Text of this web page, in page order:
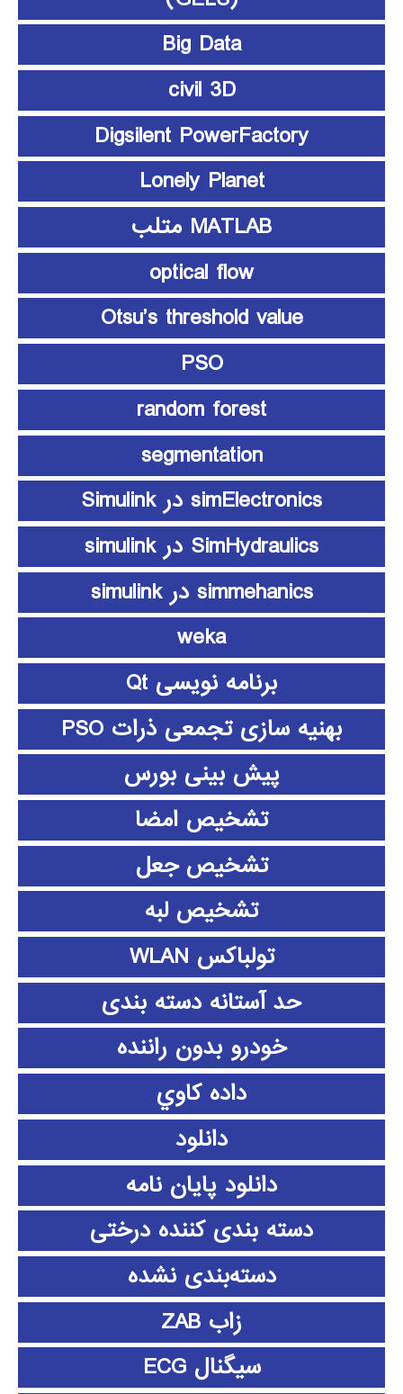
Big Data
civil 3D
Digsilent PowerFactory
Lonely Planet
MATLAB متلب
optical flow
Otsu’s threshold value
PSO
random forest
segmentation
simElectronics در Simulink
SimHydraulics در simulink
simmehanics در simulink
weka
برنامه نویسی Qt
بهنیه سازی تجمعی ذرات PSO
پیش بینی بورس
تشخیص امضا
تشخیص جعل
تشخیص لبه
تولباکس WLAN
حد آستانه دسته بندی
خودرو بدون راننده
داده كاوي
دانلود
دانلود پايان نامه
دسته بندی کننده درختی
دسته‌بندی نشده
زاب ZAB
سیگنال ECG